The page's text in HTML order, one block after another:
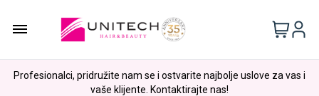
Profesionalci, pridružite nam se i ostvarite najbolje uslove za vas i
vaše klijente. Kontaktirajte nas!